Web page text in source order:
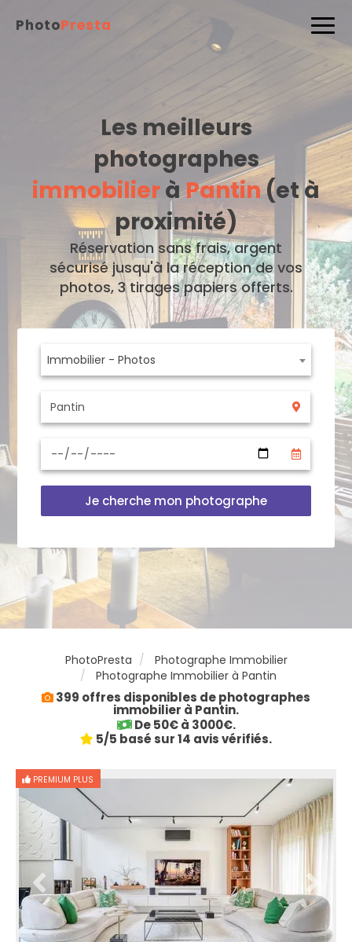
PhotoPresta
Les meilleurs
photographes
immobilieràPantin(et à
proximité)
Réservation sans frais, argent
sécurisé jusqu'à la réception de vos
photos, 3 tirages papiers offerts.
Immobilier - Photos
Je cherche mon photographe
PhotoPresta
Photographe Immobilier
Photographe Immobilier à Pantin
399 offres disponibles de photographes
immobilier à Pantin.
De 50€ à 3000€.
5/5 basé sur 14 avis vérifiés.
PREMIUM PLUS